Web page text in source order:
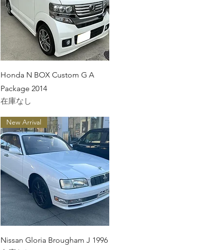
クイックビュー
Honda N BOX Custom G A
Package 2014
在庫なし
クイックビュー
New Arrival
Nissan Gloria Brougham J 1996